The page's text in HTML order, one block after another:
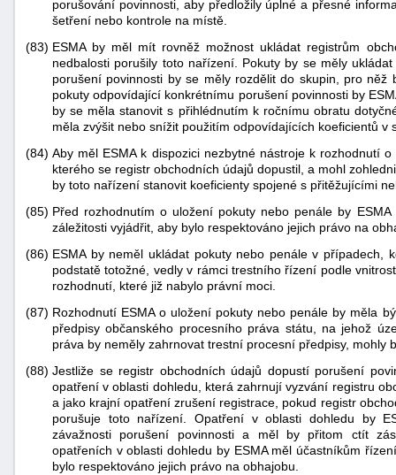
porušování povinnosti, aby předložily úplné a přesné
šetření nebo kontrole na místě.
(83) ESMA by měl mít rovněž možnost ukládat registrům
nedbalosti porušily toto nařízení. Pokuty by se měly
porušení povinnosti by se měly rozdělit do skupin, pro
pokuty odpovídající konkrétnímu porušení povinnosti by
by se měla stanovit s přihlédnutím k ročnímu obratu
měla zvýšit nebo snížit použitím odpovídajících koeficientů v
(84) Aby měl ESMA k dispozici nezbytné nástroje k rozhodnutí
kterého se registr obchodních údajů dopustil, a mohl
by toto nařízení stanovit koeficienty spojené s přitěžujícími
(85) Před rozhodnutím o uložení pokuty nebo penále by
záležitosti vyjádřit, aby bylo respektováno jejich právo na
(86) ESMA by neměl ukládat pokuty nebo penále v případech,
podstatě totožné, vedly v rámci trestního řízení podle
rozhodnutí, které již nabylo právní moci.
(87) Rozhodnutí ESMA o uložení pokuty nebo penále by měla
předpisy občanského procesního práva státu, na jehož
práva by neměly zahrnovat trestní procesní předpisy, mohly
(88) Jestliže se registr obchodních údajů dopustí porušení
opatření v oblasti dohledu, která zahrnují vyzvání registru
a jako krajní opatření zrušení registrace, pokud registr
porušuje toto nařízení. Opatření v oblasti dohledu by
závažnosti porušení povinnosti a měl by přitom ctít
opatřeních v oblasti dohledu by ESMA měl účastníkům
bylo respektováno jejich právo na obhajobu.